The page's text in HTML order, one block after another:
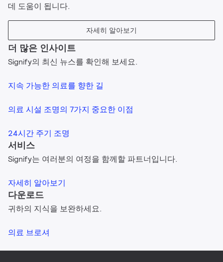
데 도움이 됩니다.
자세히 알아보기
더 많은 인사이트
Signify의 최신 뉴스를 확인해 보세요.
지속 가능한 의료를 향한 길
의료 시설 조명의 7가지 중요한 이점
24시간 주기 조명
서비스
Signify는 여러분의 여정을 함께할 파트너입니다.
자세히 알아보기
다운로드
귀하의 지식을 보완하세요.
의료 브로셔